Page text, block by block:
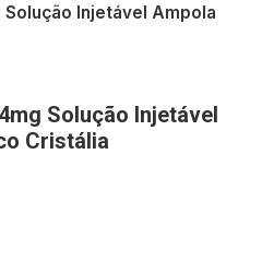
Injetável Ampola
Solução Injetável
Cristália